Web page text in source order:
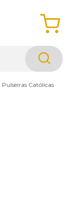
Pulseiras Católicas